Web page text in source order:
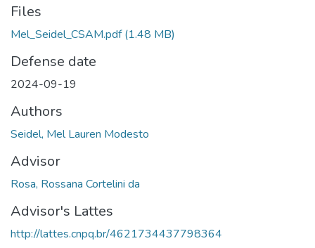
Files
Mel_Seidel_CSAM.pdf(1.48 MB)
Defense date
2024-09-19
Authors
Seidel, Mel Lauren Modesto
Advisor
Rosa, Rossana Cortelini da
Advisor's Lattes
http://lattes.cnpq.br/4621734437798364